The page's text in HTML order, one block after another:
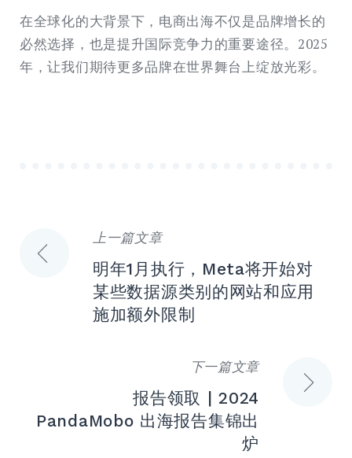
在全球化的大背景下，电商出海不仅是品牌增长的
必然选择，也是提升国际竞争力的重要途径。2025
年，让我们期待更多品牌在世界舞台上绽放光彩。
文
上一篇文章
明年1月执行，Meta将开始对
某些数据源类别的网站和应用
施加额外限制
下一篇文章
报告领取 | 2024
PandaMobo 出海报告集锦出
炉